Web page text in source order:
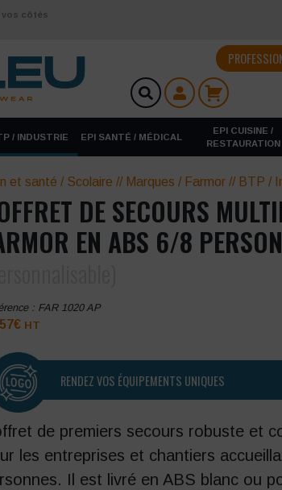
vos côtés
/ INDUSTRIE EPI SANTÉ / MÉDICAL
EPI CUISINE /
RESTAURATION
et santé / Scolaire // Marques / Farmor // BTP /
DE SECOURS
EN ABS 6/8
: FAR 1020 AP
€ HT
RENDEZ VOS ÉQUIPEMENTS UNIQUES
de premiers secours robuste et
les entreprises et chantiers
Il est livré en ABS blanc ou